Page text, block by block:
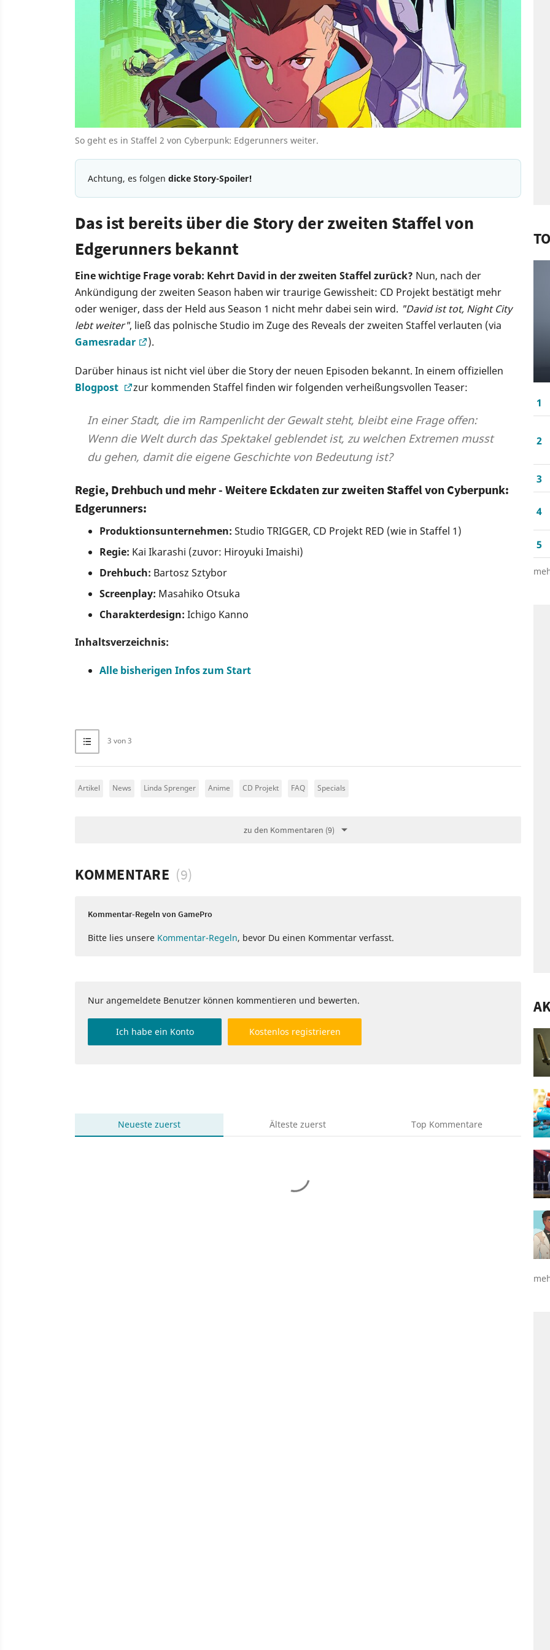
So geht es in Staffel 2 von Cyberpunk: Edgerunners weiter.
Achtung, es folgen dicke Story-Spoiler!
Das ist bereits über die Story der zweiten Staffel von
Edgerunners bekannt
Eine wichtige Frage vorab: Kehrt David in der zweiten Staffel zurück? Nun, nach der
Ankündigung der zweiten Season haben wir traurige Gewissheit: CD Projekt bestätigt mehr
oder weniger, dass der Held aus Season 1 nicht mehr dabei sein wird. "David ist tot, Night City
lebt weiter", ließ das polnische Studio im Zuge des Reveals der zweiten Staffel verlauten (via
Gamesradar
).
Darüber hinaus ist nicht viel über die Story der neuen Episoden bekannt. In einem offiziellen
Blogpost
zur kommenden Staffel finden wir folgenden verheißungsvollen Teaser:
In einer Stadt, die im Rampenlicht der Gewalt steht, bleibt eine Frage offen:
Wenn die Welt durch das Spektakel geblendet ist, zu welchen Extremen musst
du gehen, damit die eigene Geschichte von Bedeutung ist?
Regie, Drehbuch und mehr - Weitere Eckdaten zur zweiten Staffel von Cyberpunk:
Edgerunners:
Produktionsunternehmen: Studio TRIGGER, CD Projekt RED (wie in Staffel 1)
Regie: Kai Ikarashi (zuvor: Hiroyuki Imaishi)
Drehbuch: Bartosz Sztybor
Screenplay: Masahiko Otsuka
Charakterdesign: Ichigo Kanno
Inhaltsverzeichnis:
Alle bisherigen Infos zum Start
3 von 3
Artikel News Linda Sprenger Anime CD Projekt FAQ Specials
zu den Kommentaren (9)
KOMMENTARE (9)
Kommentar-Regeln von GamePro
Bitte lies unsere Kommentar-Regeln, bevor Du einen Kommentar verfasst.
Nur angemeldete Benutzer können kommentieren und bewerten.
Ich habe ein Konto Kostenlos registrieren
Neueste zuerst Älteste zuerst Top Kommentare
1
2
3
4
5